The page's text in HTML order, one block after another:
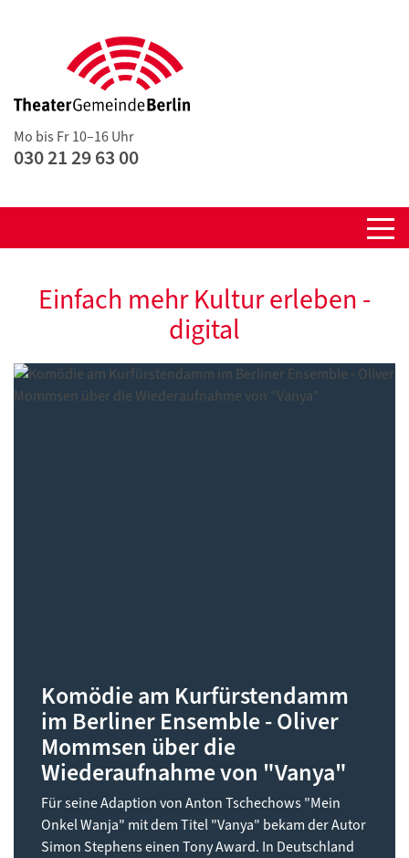
Mo bis Fr 10–16 Uhr
030 21 29 63 00
Einfach mehr Kultur erleben -
digital
Komödie am Kurfürstendamm
im Berliner Ensemble - Oliver
Mommsen über die
Wiederaufnahme von "Vanya"
Für seine Adaption von Anton Tschechows "Mein
Onkel Wanja" mit dem Titel "Vanya" bekam der Autor
Simon Stephens einen Tony Award. In Deutschland